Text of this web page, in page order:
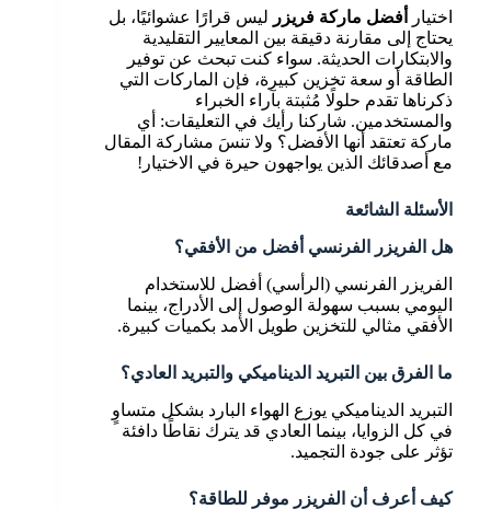
اختيار
أفضل ماركة فريزر ليس قرارًا عشوائيًا، بل
يحتاج إلى مقارنة دقيقة بين المعايير التقليدية
والابتكارات الحديثة. سواء كنت تبحث عن توفير
الطاقة أو سعة تخزين كبيرة، فإن الماركات التي
ذكرناها تقدم حلولًا مُثبتة بآراء الخبراء
والمستخدمين. شاركنا رأيك في التعليقات: أي
ماركة تعتقد أنها الأفضل؟ ولا تنسَ مشاركة المقال
مع أصدقائك الذين يواجهون حيرة في الاختيار!
الأسئلة الشائعة
هل الفريزر الفرنسي أفضل من الأفقي؟
الفريزر الفرنسي (الرأسي) أفضل للاستخدام
اليومي بسبب سهولة الوصول إلى الأدراج، بينما
الأفقي مثالي للتخزين طويل الأمد بكميات كبيرة.
ما الفرق بين التبريد الديناميكي والتبريد العادي؟
التبريد الديناميكي يوزع الهواء البارد بشكل متساوٍ
في كل الزوايا، بينما العادي قد يترك نقاطًا دافئة
تؤثر على جودة التجميد.
كيف أعرف أن الفريزر موفر للطاقة؟